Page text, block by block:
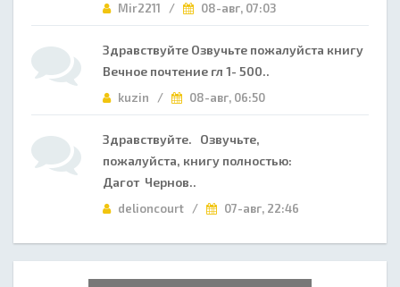
Mir2211 / 08-авг, 07:03
Здравствуйте Озвучьте пожалуйста книгу
Вечное почтение гл 1- 500..
kuzin / 08-авг, 06:50
Здравствуйте. Озвучьте,
пожалуйста, книгу полностью:
Дагот Чернов..
delioncourt / 07-авг, 22:46